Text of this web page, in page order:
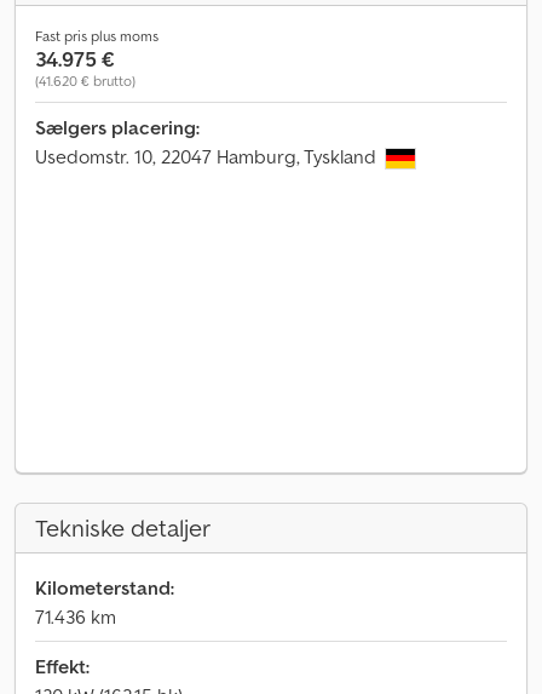
Fast pris plus moms
34.975 €
(41.620 € brutto)
Sælgers placering:
Usedomstr. 10, 22047 Hamburg, Tyskland
Tekniske detaljer
Kilometerstand:
71.436 km
Effekt: